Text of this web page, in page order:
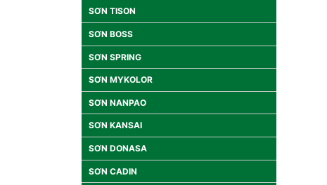
SƠN TISON
SƠN BOSS
SƠN SPRING
SƠN MYKOLOR
SƠN NANPAO
SƠN KANSAI
SƠN DONASA
SƠN CADIN